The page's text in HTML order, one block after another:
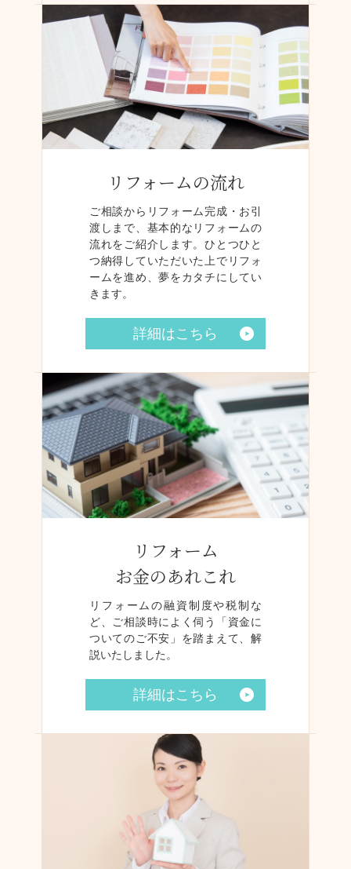
リフォームの流れ
ご相談からリフォーム完成・お引
渡しまで、基本的なリフォームの
流れをご紹介します。ひとつひと
つ納得していただいた上でリフォ
ームを進め、夢をカタチにしてい
きます。
詳細はこちら
リフォーム
お金のあれこれ
リフォームの融資制度や税制な
ど、ご相談時によく伺う「資金に
ついてのご不安」を踏まえて、解
説いたしました。
詳細はこちら